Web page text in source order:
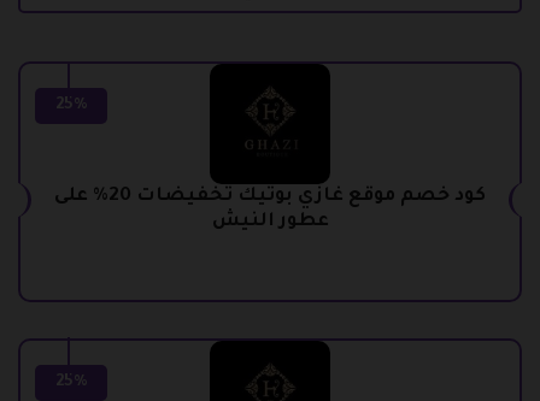
25%
كود خصم موقع غازي بوتيك تخفيضات 20% على
عطور النيش
25%